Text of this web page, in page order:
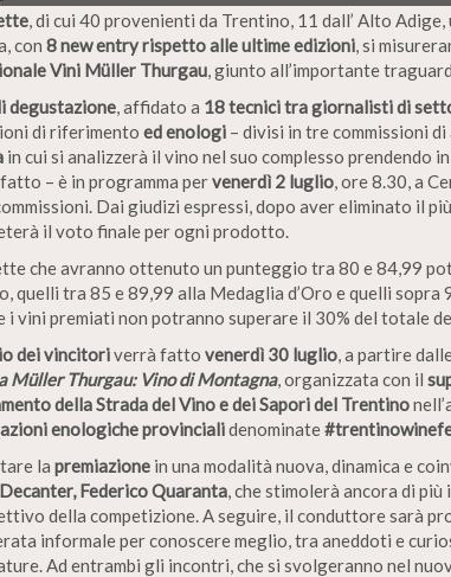
, di cui 40 provenienti da Trentino, 11 dall’ Alto Adige,
con 8 new entry rispetto alle ultime edizioni, si
Vini Müller Thurgau, giunto all’importante
degustazione, affidato a 18 tecnici tra giornalisti di
di riferimento ed enologi – divisi in tre commissioni
in cui si analizzerà il vino nel suo complesso prendendo
– è in programma pervenerdì 2 luglio, ore 8.30, a
Dai giudizi espressi, dopo aver eliminato il
il voto finale per ogni prodotto.
che avranno ottenuto un punteggio tra 80 e 84,99
quelli tra 85 e 89,99 alla Medaglia d’Oro e quelli sopra
i vini premiati non potranno superare il 30% del totale
dei vincitoriverrà fatto venerdì 30 luglio, a partire
Müller Thurgau: Vino di Montagna, organizzata con il
dellaStrada del Vino e dei Sapori del Trentino
enologiche provincialidenominate
la premiazione in una modalità nuova, dinamica e
Federico Quaranta, che stimolerà ancora di
della competizione. A seguire, il conduttore sarà
informale per conoscere meglio, tra aneddoti e
Ad entrambi gli incontri, che si svolgeranno nel